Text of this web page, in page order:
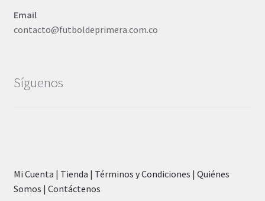
Email
contacto@futboldeprimera.com.co
Síguenos
Mi Cuenta | Tienda | Términos y Condiciones | Quiénes
Somos | Contáctenos